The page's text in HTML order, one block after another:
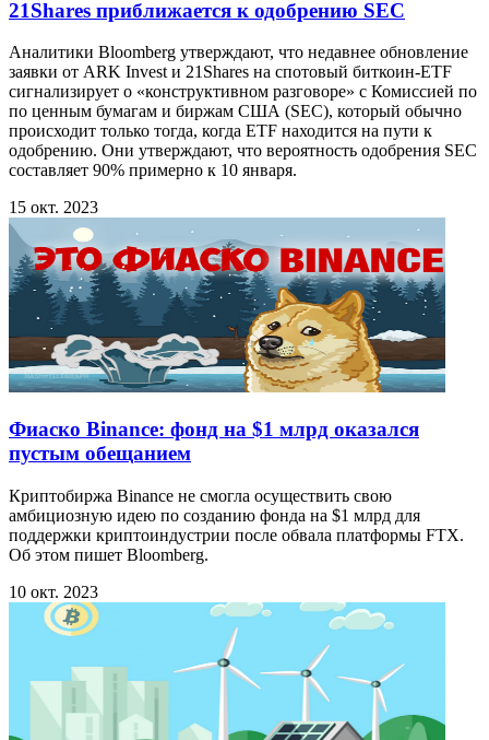
21Shares приближается к одобрению SEC
Аналитики Bloomberg утверждают, что недавнее обновление
заявки от ARK Invest и 21Shares на спотовый биткоин-ETF
сигнализирует о «конструктивном разговоре» с Комиссией по
по ценным бумагам и биржам США (SEC), который обычно
происходит только тогда, когда ETF находится на пути к
одобрению. Они утверждают, что вероятность одобрения SEC
составляет 90% примерно к 10 января.
15 окт. 2023
Фиаско Binance: фонд на $1 млрд оказался
пустым обещанием
Криптобиржа Binance не смогла осуществить свою
амбициозную идею по созданию фонда на $1 млрд для
поддержки криптоиндустрии после обвала платформы FTX.
Об этом пишет Bloomberg.
10 окт. 2023